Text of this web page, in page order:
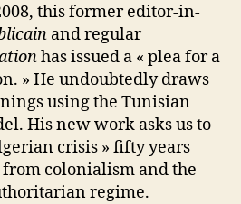
this former editor-in-
and regular
has issued a « plea for a
» He undoubtedly draws
using the Tunisian
His new work asks us to
crisis » fifty years
colonialism and the
regime.